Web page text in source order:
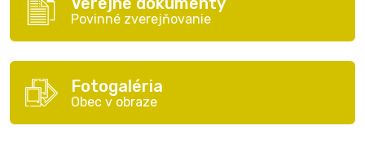
Povinné zverejňovanie
Fotogaléria
Obec v obraze